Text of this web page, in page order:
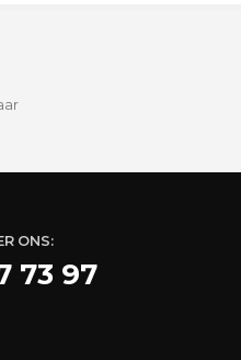
ONS:
73 97